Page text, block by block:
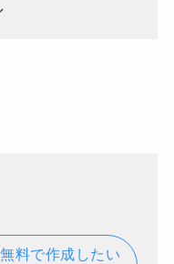
料で作成したい